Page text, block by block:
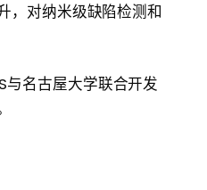
，对纳米级缺陷检测和
名古屋大学联合开发